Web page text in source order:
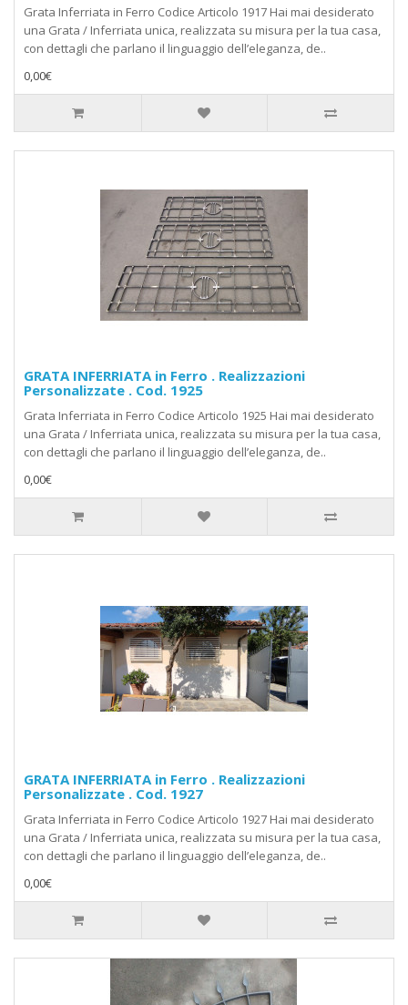
Grata Inferriata in Ferro Codice Articolo 1917 Hai mai desiderato
una Grata / Inferriata unica, realizzata su misura per la tua casa,
con dettagli che parlano il linguaggio dell’eleganza, de..
0,00€
GRATA INFERRIATA in Ferro . Realizzazioni
Personalizzate . Cod. 1925
Grata Inferriata in Ferro Codice Articolo 1925 Hai mai desiderato
una Grata / Inferriata unica, realizzata su misura per la tua casa,
con dettagli che parlano il linguaggio dell’eleganza, de..
0,00€
GRATA INFERRIATA in Ferro . Realizzazioni
Personalizzate . Cod. 1927
Grata Inferriata in Ferro Codice Articolo 1927 Hai mai desiderato
una Grata / Inferriata unica, realizzata su misura per la tua casa,
con dettagli che parlano il linguaggio dell’eleganza, de..
0,00€